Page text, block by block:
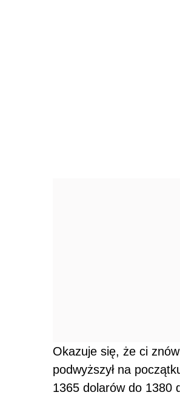
Okazuje się, że ci
podwyższył na
1365 dolarów do 1380